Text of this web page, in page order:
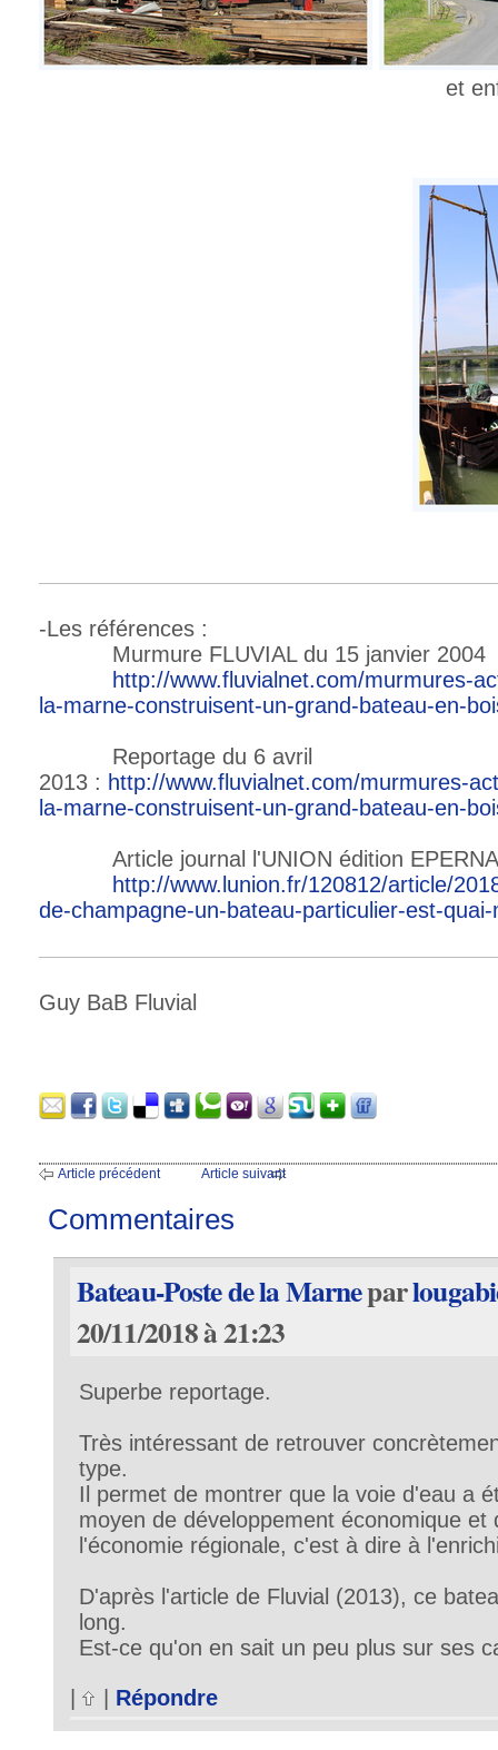
et enfin sur la
-Les références :
Murmure FLUVIAL du 15 janvier 2004
http://www.fluvialnet.com/murmures-
la-marne-construisent-un-grand-bateau-en-
Reportage du 6 avril
2013 : http://www.fluvialnet.com/murmures-
la-marne-construisent-un-grand-bateau-en-
Article journal l'UNION édition
http://www.lunion.fr/120812/article/
de-champagne-un-bateau-particulier-est-
Guy BaB Fluvial
Article précédent Article suivant
Commentaires
Bateau-Poste de la Marnepar
20/11/2018 à 21:23
Superbe reportage.
Très intéressant de retrouver
type.
Il permet de montrer que la voie d'eau a
moyen de développement économique et
l'économie régionale, c'est à dire à
D'après l'article de Fluvial (2013), ce
long.
Est-ce qu'on en sait un peu plus sur ses
| | Répondre